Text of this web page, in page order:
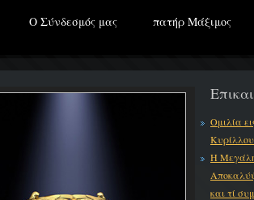
Ο Σύνδεσμός μας πατήρ Μάξιμος
Ομιλία
Η Μεγάλη
και τί